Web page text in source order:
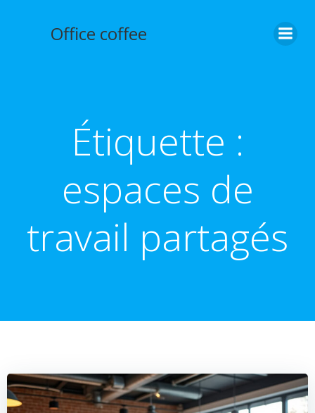
Office coffee
Étiquette :
espaces de
travail partagés